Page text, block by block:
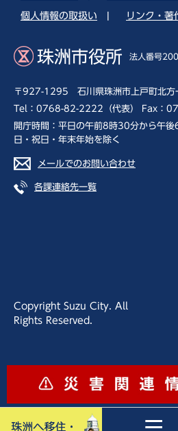
個人情報の取扱い リンク・著
珠洲市役所 法人番号
〒927-1295 石川県珠洲市上戸町北方
Tel：0768-82-2222（代表） Fax：
開庁時間：平日の午前8時30分から午
日・祝日・年末年始を除く
メールでのお問い合わせ
各課連絡先一覧
Copyright Suzu City. All
Rights Reserved.